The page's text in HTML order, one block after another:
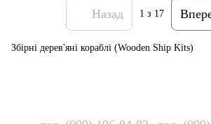
Назад 1 з 17
Збірні дерев'яні кораблі (Wooden Ship Kits)